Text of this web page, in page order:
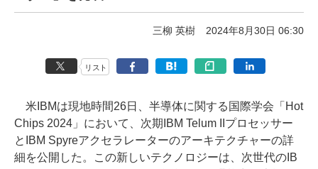
三柳 英樹 2024年8月30日 06:30
リスト
米IBMは現地時間26日、半導体に関する国際学会「Hot
Chips 2024」において、次期IBM Telum IIプロセッサー
とIBM Spyreアクセラレーターのアーキテクチャーの詳
細を公開した。この新しいテクノロジーは、次世代のIB